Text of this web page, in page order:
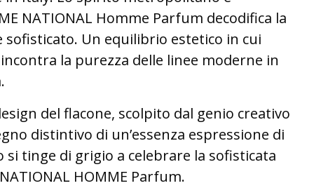
NATIONAL Homme Parfum decodifica la
Un equilibrio estetico in cui
la purezza delle linee moderne in
del flacone, scolpito dal genio creativo
distintivo di un’essenza espressione di
tinge di grigio a celebrare la sofisticata
HOMME Parfum.